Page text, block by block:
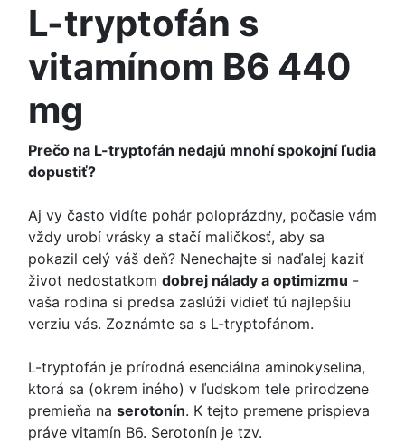
L-tryptofán s
vitamínom B6 440
mg
Prečo na L-tryptofán nedajú mnohí spokojní ľudia
dopustiť?
Aj vy často vidíte pohár poloprázdny, počasie vám
vždy urobí vrásky a stačí maličkosť, aby sa
pokazil celý váš deň? Nenechajte si naďalej kaziť
život nedostatkom dobrej nálady a optimizmu -
vaša rodina si predsa zaslúži vidieť tú najlepšiu
verziu vás. Zoznámte sa s L-tryptofánom.
L-tryptofán je prírodná esenciálna aminokyselina,
ktorá sa (okrem iného) v ľudskom tele prirodzene
premieňa na serotonín. K tejto premene prispieva
práve vitamín B6. Serotonín je tzv.